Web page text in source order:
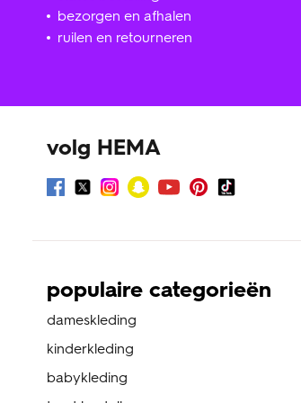
bezorgen en afhalen
ruilen en retourneren
volg HEMA
populaire categorieën
dameskleding
kinderkleding
babykleding